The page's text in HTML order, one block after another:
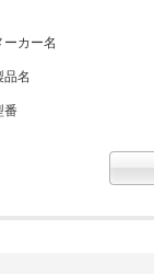
ーカー名
品名
番